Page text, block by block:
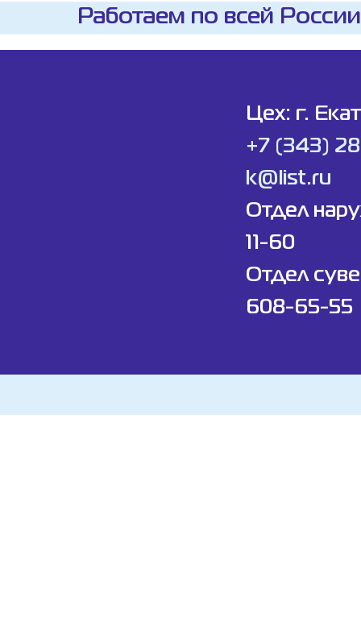
Работаем по всей
Цех: г.
+7 (343)
k@list.ru
Отдел
11-60
Отдел
608-65-55